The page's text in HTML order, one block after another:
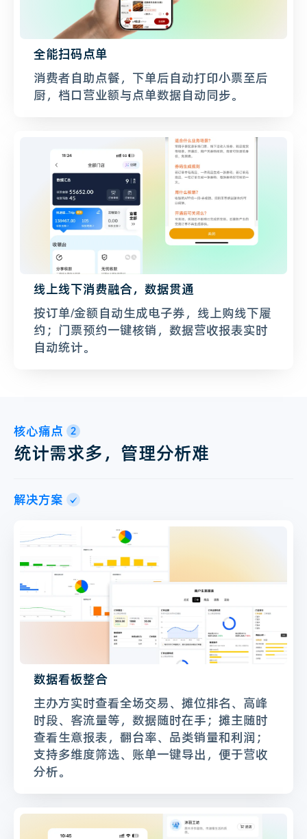
全能扫码点单
消费者自助点餐，下单后自动打印小票至后
厨，档口营业额与点单数据自动同步。
线上线下消费融合，数据贯通
按订单/金额自动生成电子券，线上购线下履
约；门票预约一键核销，数据营收报表实时
自动统计。
核心痛点 2
统计需求多，管理分析难
解决方案
数据看板整合
主办方实时查看全场交易、摊位排名、高峰
时段、客流量等，数据随时在手；摊主随时
查看生意报表，翻台率、品类销量和利润；
支持多维度筛选、账单一键导出，便于营收
分析。